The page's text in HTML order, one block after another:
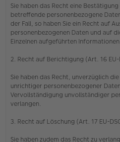
Sie haben das Recht eine
betreffende personenbezogene
der Fall, so haben Sie ein Recht auf
personenbezogenen Daten und auf
Einzelnen aufgeführten
2. Recht auf Berichtigung (Art. 16 EU-
Sie haben das Recht, unverzüglich
unrichtiger personenbezogener
Vervollständigung unvollständiger
verlangen.
3. Recht auf Löschung (Art. 17 EU-
Sie haben zudem das Recht zu